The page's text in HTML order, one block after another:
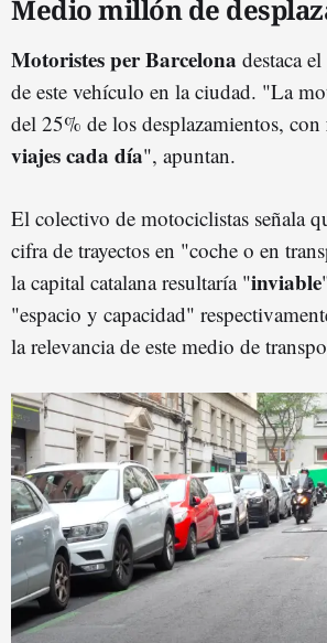
Medio millón de
Motoristes per Barcelona destaca
de este vehículo en la ciudad. "La
del 25% de los desplazamientos, con
viajes cada día", apuntan.
El colectivo de motociclistas señala
cifra de trayectos en "coche o en
la capital catalana resultaría "inviable
"espacio y capacidad"
la relevancia de este medio de